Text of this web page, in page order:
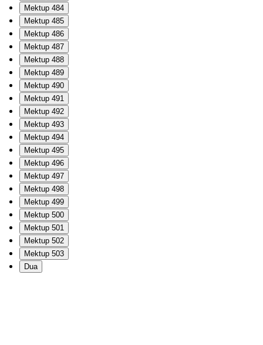
Mektup 484
Mektup 485
Mektup 486
Mektup 487
Mektup 488
Mektup 489
Mektup 490
Mektup 491
Mektup 492
Mektup 493
Mektup 494
Mektup 495
Mektup 496
Mektup 497
Mektup 498
Mektup 499
Mektup 500
Mektup 501
Mektup 502
Mektup 503
Dua